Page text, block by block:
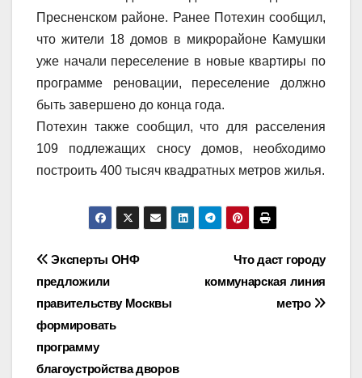
Пресненском районе. Ранее Потехин сообщил,
что жители 18 домов в микрорайоне Камушки
уже начали переселение в новые квартиры по
программе реновации, переселение должно
быть завершено до конца года.
Потехин также сообщил, что для расселения
109 подлежащих сносу домов, необходимо
построить 400 тысяч квадратных метров жилья.
Навигация
по
записям
Что даст городу
коммунарская линия
метро
Эксперты ОНФ
предложили
правительству Москвы
формировать
программу
благоустройства дворов